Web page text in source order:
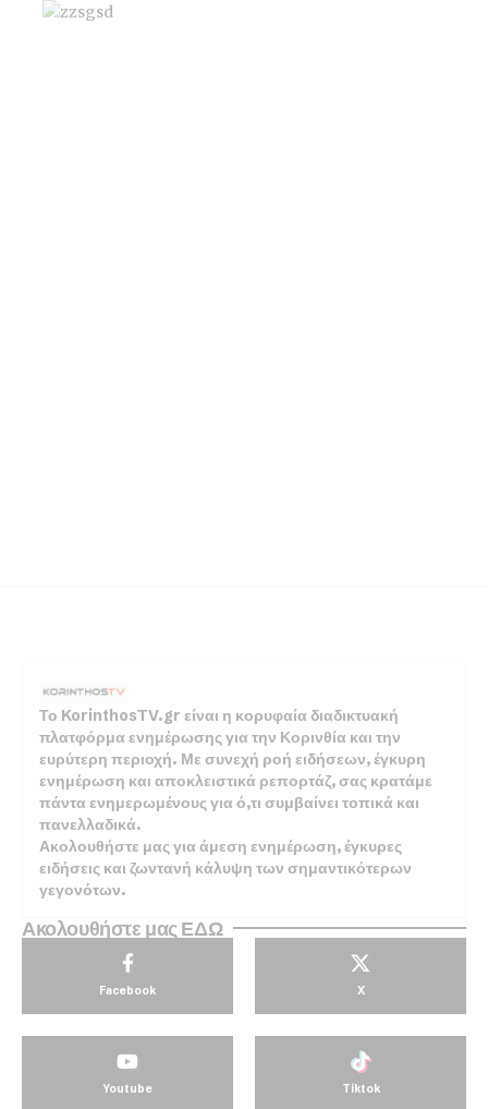
Το KorinthosTV.gr είναι η κορυφαία διαδικτυακή
πλατφόρμα ενημέρωσης για την Κορινθία και την
ευρύτερη περιοχή. Με συνεχή ροή ειδήσεων, έγκυρη
ενημέρωση και αποκλειστικά ρεπορτάζ, σας κρατάμε
πάντα ενημερωμένους για ό,τι συμβαίνει τοπικά και
πανελλαδικά.
Ακολουθήστε μας για άμεση ενημέρωση, έγκυρες
ειδήσεις και ζωντανή κάλυψη των σημαντικότερων
γεγονότων.
Ακολουθήστε μας ΕΔΩ
Facebook X
Youtube Tiktok